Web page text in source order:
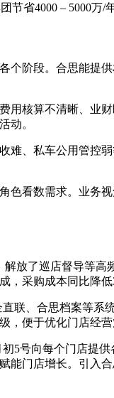
省4000 – 5000万/年
阶段。合思能提
核算不清晰、
动。
难、私车公用管
看数需求。业务
放了巡店督导等
采购成本同比降低
直联、合思档案等
便于优化门店经
5号向每个门店提
门店增长。引入